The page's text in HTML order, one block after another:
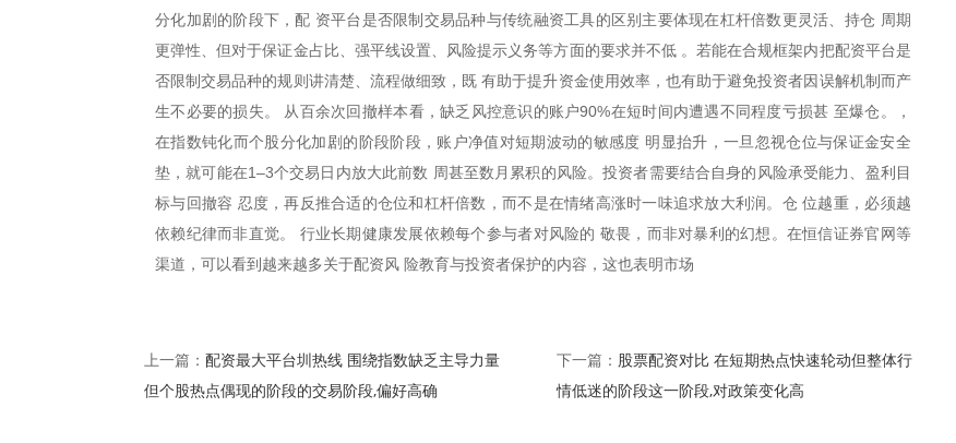
分化加剧的阶段下，配 资平台是否限制交易品种与传统融资工具的区别主要体现在杠杆倍数更灵活、持仓 周期
更弹性、但对于保证金占比、强平线设置、风险提示义务等方面的要求并不低 。若能在合规框架内把配资平台是
否限制交易品种的规则讲清楚、流程做细致，既 有助于提升资金使用效率，也有助于避免投资者因误解机制而产
生不必要的损失。 从百余次回撤样本看，缺乏风控意识的账户90%在短时间内遭遇不同程度亏损甚 至爆仓。，
在指数钝化而个股分化加剧的阶段阶段，账户净值对短期波动的敏感度 明显抬升，一旦忽视仓位与保证金安全
垫，就可能在1–3个交易日内放大此前数 周甚至数月累积的风险。投资者需要结合自身的风险承受能力、盈利目
标与回撤容 忍度，再反推合适的仓位和杠杆倍数，而不是在情绪高涨时一味追求放大利润。仓 位越重，必须越
依赖纪律而非直觉。 行业长期健康发展依赖每个参与者对风险的 敬畏，而非对暴利的幻想。在恒信证券官网等
渠道，可以看到越来越多关于配资风 险教育与投资者保护的内容，这也表明市场
上一篇： 配资最大平台圳热线 围绕指数缺乏主导力量
但个股热点偶现的阶段的交易阶段,偏好高确
下一篇： 股票配资对比 在短期热点快速轮动但整体行
情低迷的阶段这一阶段,对政策变化高